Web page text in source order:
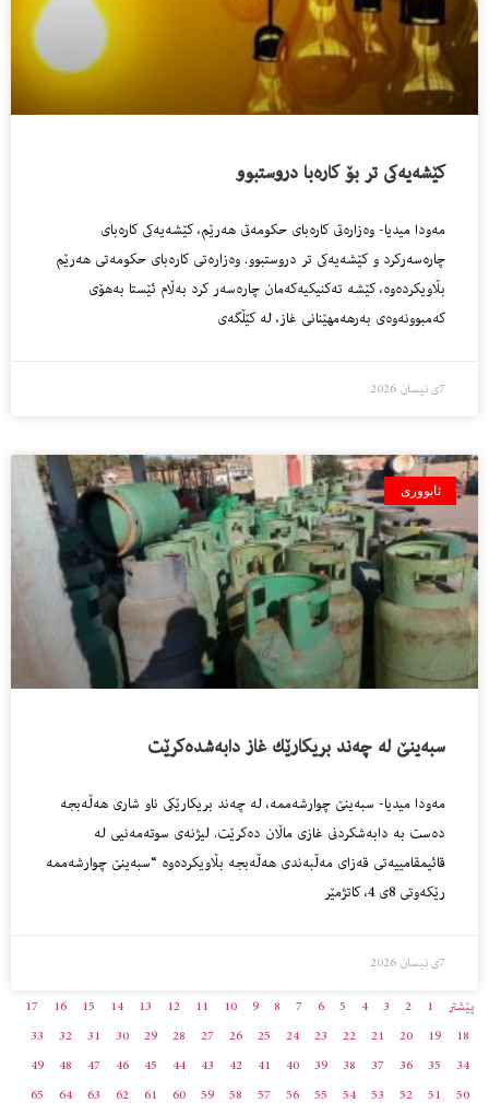
كێشه‌یه‌كى تر بۆ كاره‌با دروستبوو
مه‌ودا میدیا- وه‌زاره‌تى كاره‌باى حكومه‌تى هه‌رێم، كێشه‌یه‌كى كاره‌باى
چاره‌سه‌ركرد و كێشه‌یه‌كى تر دروستبوو. وەزارەتی كارەبای حکومەتی هەرێم
بڵاویکردەوە، كێشە تەكنیكیەكەمان چارەسەر كرد بەڵام ئێستا بەهۆی
كەمبوونەوەی بەرهەمهێنانی غاز، لە كێڵگەی
7ی نیسان 2026
ئابووری
سبه‌ینێ له‌ چه‌ند بریكارێك غاز دابه‌شده‌كرێت
مه‌ودا میدیا- سبه‌ینێ چوارشه‌ممه‌، له‌ چه‌ند بریكارێكى ناو شارى هه‌ڵه‌بجه‌
ده‌ست به‌ دابه‌شكردنى غازى ماڵان ده‌كرێت. لیژنه‌ى سوته‌مه‌نیی لە
قائیمقامییەتی قەزای مەڵبەندی هەڵەبجە بڵاویكرده‌وه‌ “سبەینێ چوارشەممە
رێکەوتی 8ى 4، کاتژمێر
7ی نیسان 2026
پێشتر 1
2
3
4
5
6
7
8
9
10
11
12
13
14
15
16
17
18
19
20
21
22
23
24
25
26
27
28
29
30
31
32
33
34
35
36
37
38
39
40
41
42
43
44
45
46
47
48
49
50
51
52
53
54
55
56
57
58
59
60
61
62
63
64
65